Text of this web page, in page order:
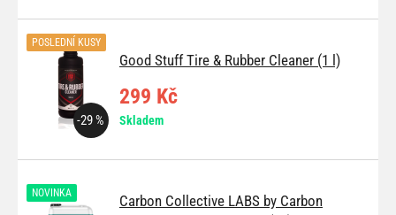
Good Stuff Tire & Rubber Cleaner (1 l)
-29 %
POSLEDNÍ KUSY
299 Kč
Skladem
Carbon Collective LABS by Carbon
NOVINKA